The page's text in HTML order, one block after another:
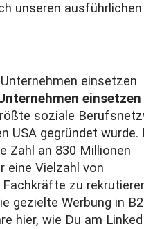
unseren ausführlichen
einsetzen
soziale
USA gegründet wurde.
Zahl an 830 Millionen
eine Vielzahl von
zu
gezielte Werbung in
hier, wie Du am